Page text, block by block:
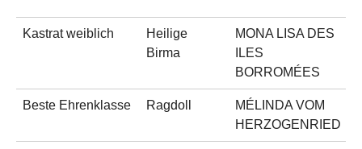
Kastrat weiblich
Heilige
Birma
MONA LISA DES
ILES
BORROMÉES
Beste Ehrenklasse Ragdoll
MÉLINDA VOM
HERZOGENRIED